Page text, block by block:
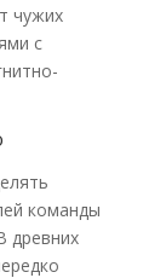
чужих
с
команды
древних